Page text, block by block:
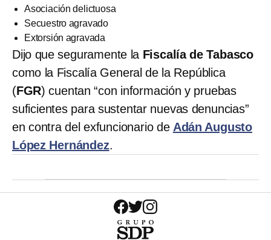
Asociación delictuosa
Secuestro agravado
Extorsión agravada
Dijo que seguramente la Fiscalía de Tabasco
como la Fiscalía General de la República
(FGR) cuentan “con información y pruebas
suficientes para sustentar nuevas denuncias”
en contra del exfuncionario de Adán Augusto
López Hernández.